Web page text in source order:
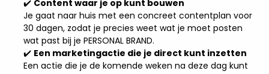
✔️ Content waar je op kunt bouwen
Je gaat naar huis met een concreet contentplan voor
30 dagen, zodat je precies weet wat je moet posten
wat past bij je PERSONAL BRAND.
✔️ Een marketingactie die je direct kunt inzetten
Een actie die je de komende weken na deze dag kunt